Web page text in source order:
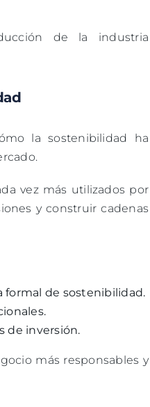
de la industria
la sostenibilidad ha
vez más utilizados por
y construir cadenas
formal de sostenibilidad.
de inversión.
más responsables y